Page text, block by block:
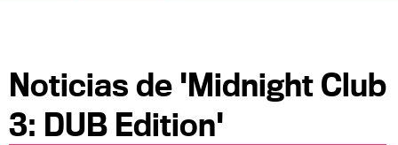
Noticias de 'Midnight Club
3: DUB Edition'